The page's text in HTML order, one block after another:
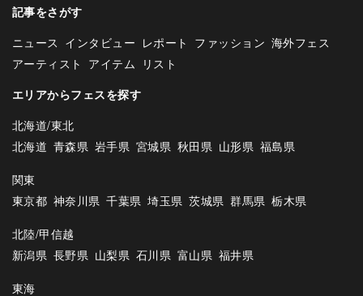
記事をさがす
ニュース インタビュー レポート ファッション 海外フェス
アーティスト アイテム
リスト
エリアからフェスを探す
北海道/東北
北海道 青森県 岩手県 宮城県 秋田県 山形県 福島県
関東
東京都 神奈川県 千葉県 埼玉県 茨城県 群馬県 栃木県
北陸/甲信越
新潟県 長野県 山梨県 石川県 富山県 福井県
東海